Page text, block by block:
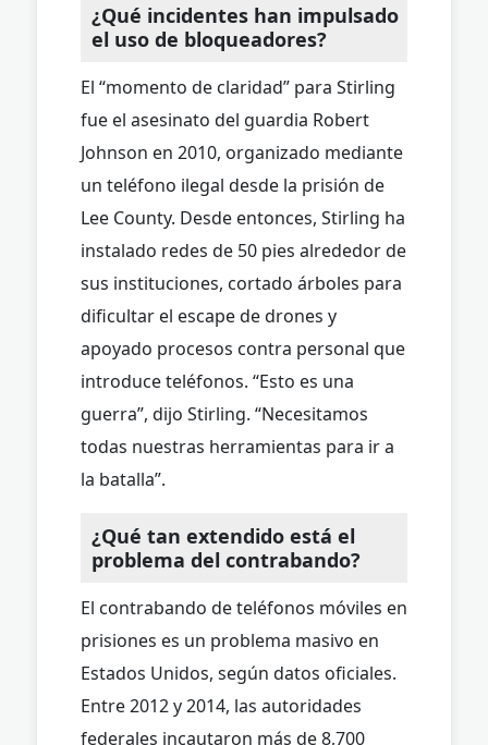
¿Qué incidentes han impulsado
el uso de bloqueadores?
El “momento de claridad” para Stirling
fue el asesinato del guardia Robert
Johnson en 2010, organizado mediante
un teléfono ilegal desde la prisión de
Lee County. Desde entonces, Stirling ha
instalado redes de 50 pies alrededor de
sus instituciones, cortado árboles para
dificultar el escape de drones y
apoyado procesos contra personal que
introduce teléfonos. “Esto es una
guerra”, dijo Stirling. “Necesitamos
todas nuestras herramientas para ir a
la batalla”.
¿Qué tan extendido está el
problema del contrabando?
El contrabando de teléfonos móviles en
prisiones es un problema masivo en
Estados Unidos, según datos oficiales.
Entre 2012 y 2014, las autoridades
federales incautaron más de 8,700